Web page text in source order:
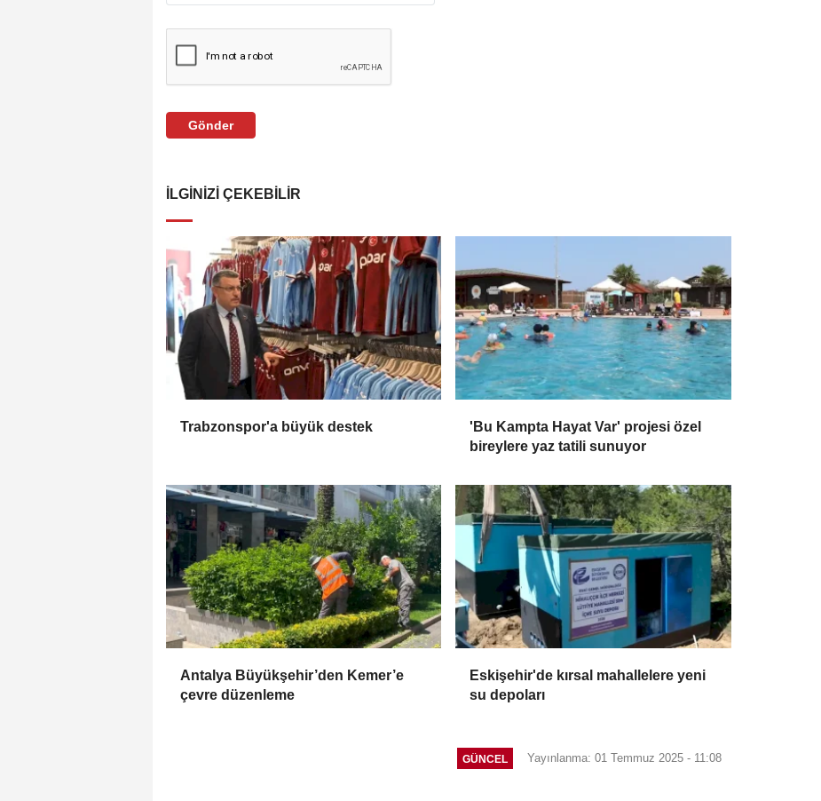
Gönder
İLGINIZI ÇEKEBILIR
Trabzonspor'a büyük destek
'Bu Kampta Hayat Var' projesi özel
bireylere yaz tatili sunuyor
Antalya Büyükşehir’den Kemer’e
çevre düzenleme
Eskişehir'de kırsal mahallelere yeni
su depoları
GÜNCEL Yayınlanma: 01 Temmuz 2025 - 11:08